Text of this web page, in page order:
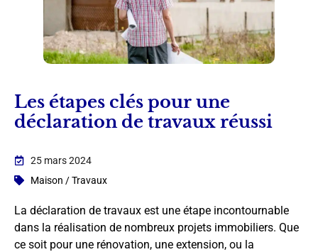
Les étapes clés pour une
déclaration de travaux réussi
25 mars 2024
Maison / Travaux
La déclaration de travaux est une étape incontournable
dans la réalisation de nombreux projets immobiliers. Que
ce soit pour une rénovation, une extension, ou la